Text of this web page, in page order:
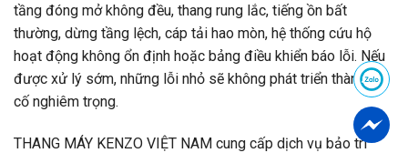
tầng đóng mở không đều, thang rung lắc, tiếng ồn bất
thường, dừng tầng lệch, cáp tải hao mòn, hệ thống cứu hộ
hoạt động không ổn định hoặc bảng điều khiển báo lỗi. Nếu
được xử lý sớm, những lỗi nhỏ sẽ không phát triển thành sự
cố nghiêm trọng.
THANG MÁY KENZO VIỆT NAM cung cấp dịch vụ bảo trì